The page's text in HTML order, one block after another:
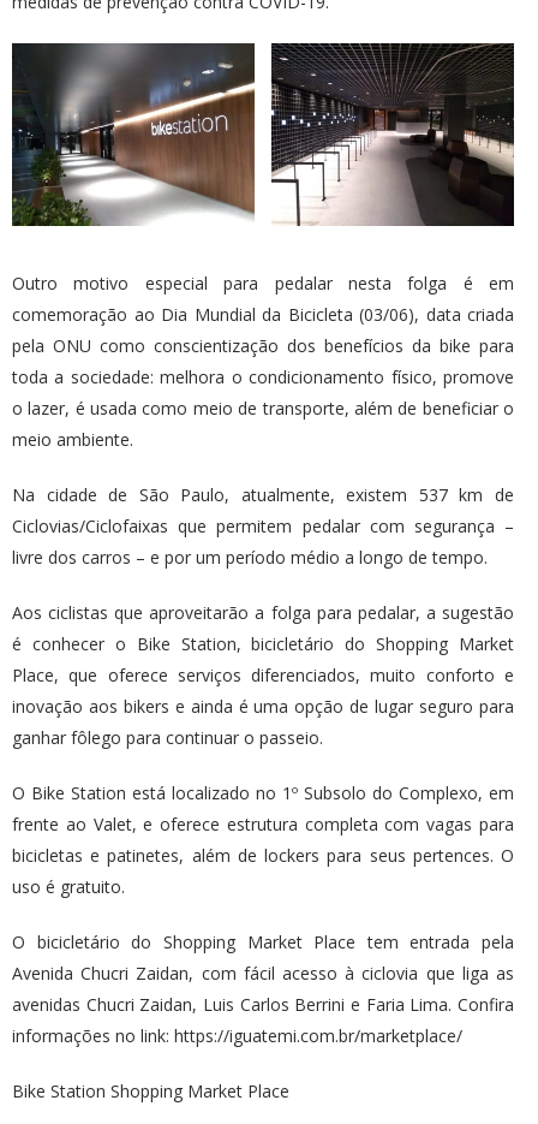
Outro motivo especial para pedalar nesta folga é em
comemoração ao Dia Mundial da Bicicleta (03/06), data criada
pela ONU como conscientização dos benefícios da bike para
toda a sociedade: melhora o condicionamento físico, promove
o lazer, é usada como meio de transporte, além de beneficiar o
meio ambiente.
Na cidade de São Paulo, atualmente, existem 537 km de
Ciclovias/Ciclofaixas que permitem pedalar com segurança –
livre dos carros – e por um período médio a longo de tempo.
Aos ciclistas que aproveitarão a folga para pedalar, a sugestão
é conhecer o Bike Station, bicicletário do Shopping Market
Place, que oferece serviços diferenciados, muito conforto e
inovação aos bikers e ainda é uma opção de lugar seguro para
ganhar fôlego para continuar o passeio.
O Bike Station está localizado no 1º Subsolo do Complexo, em
frente ao Valet, e oferece estrutura completa com vagas para
bicicletas e patinetes, além de lockers para seus pertences. O
uso é gratuito.
O bicicletário do Shopping Market Place tem entrada pela
Avenida Chucri Zaidan, com fácil acesso à ciclovia que liga as
avenidas Chucri Zaidan, Luis Carlos Berrini e Faria Lima. Confira
informações no link: https://iguatemi.com.br/marketplace/
Bike Station Shopping Market Place